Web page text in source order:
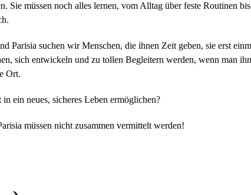
Sie müssen noch alles lernen, vom Alltag über feste Routinen
Parisia suchen wir Menschen, die ihnen Zeit geben, sie erst
sich entwickeln und zu tollen Begleitern werden, wenn man
Ort.
ein neues, sicheres Leben ermöglichen?
müssen nicht zusammen vermittelt werden!